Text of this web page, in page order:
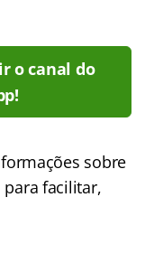
o canal do
sobre
para facilitar,